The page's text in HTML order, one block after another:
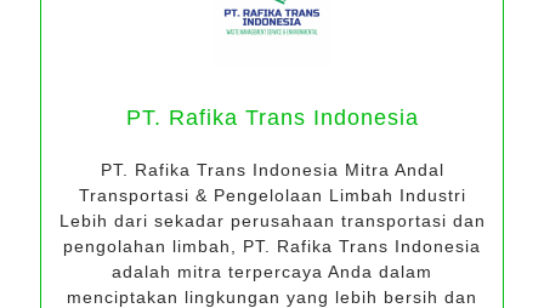
PT. Rafika Trans Indonesia
PT. Rafika Trans Indonesia Mitra Andal
Transportasi & Pengelolaan Limbah Industri
Lebih dari sekadar perusahaan transportasi dan
pengolahan limbah, PT. Rafika Trans Indonesia
adalah mitra terpercaya Anda dalam
menciptakan lingkungan yang lebih bersih dan